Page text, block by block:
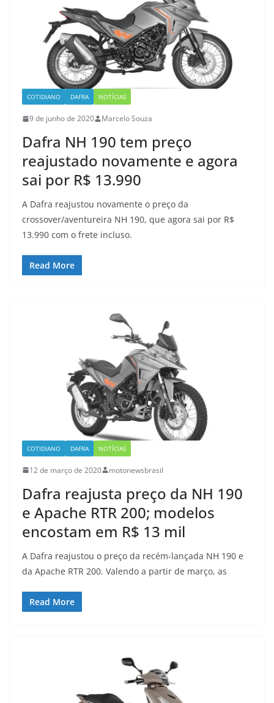
COTIDIANO DAFRA NOTÍCIAS
9 de junho de 2020 Marcelo Souza
Dafra NH 190 tem preço
reajustado novamente e agora
sai por R$ 13.990
A Dafra reajustou novamente o preço da
crossover/aventureira NH 190, que agora sai por R$
13.990 com o frete incluso.
Read More
COTIDIANO DAFRA NOTÍCIAS
12 de março de 2020 motonewsbrasil
Dafra reajusta preço da NH 190
e Apache RTR 200; modelos
encostam em R$ 13 mil
A Dafra reajustou o preço da recém-lançada NH 190 e
da Apache RTR 200. Valendo a partir de março, as
Read More